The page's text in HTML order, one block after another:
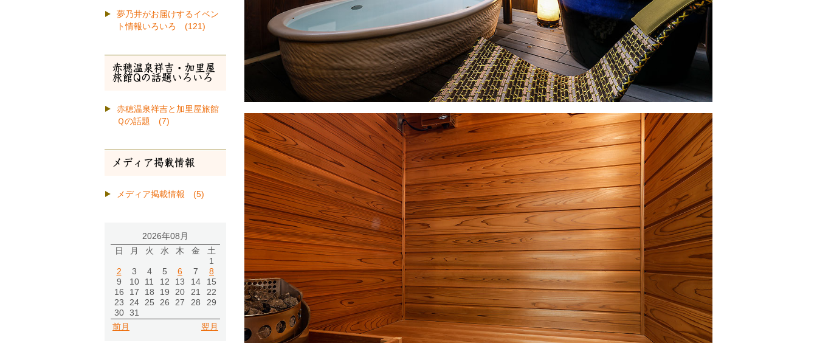
夢乃井がお届けするイベン
ト情報いろいろ (121)
赤穂温泉祥吉・加里屋
旅館Qの話題いろいろ
赤穂温泉祥吉と加里屋旅館
Ｑの話題 (7)
メディア掲載情報
メディア掲載情報 (5)
2026年08月
日
月 火 水 木 金
土
1
2
3 4 5 6 7
8
9
10 11 12 13 14
15
16
17 18 19 20 21
22
23
24 25 26 27 28
29
30
31
前月
翌月